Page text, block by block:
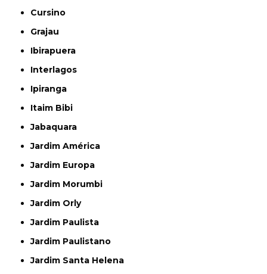
Cursino
Grajau
Ibirapuera
Interlagos
Ipiranga
Itaim Bibi
Jabaquara
Jardim América
Jardim Europa
Jardim Morumbi
Jardim Orly
Jardim Paulista
Jardim Paulistano
Jardim Santa Helena